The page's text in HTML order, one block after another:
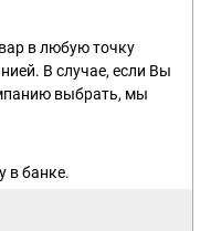
в любую точку
В случае, если Вы
выбрать, мы
в банке.